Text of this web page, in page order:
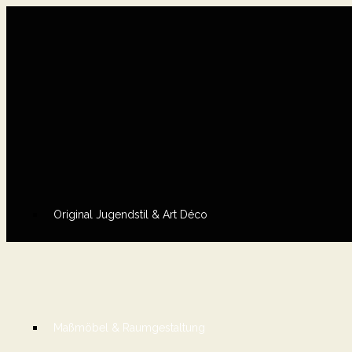
Original Jugendstil & Art Déco
Maßmöbel & Raumgestaltung